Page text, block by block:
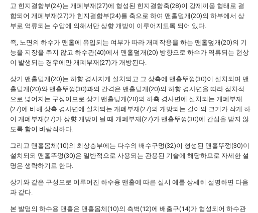
고 힌지결합부(24)는 개폐부재(27)에 형성된 힌지결합축(28)이 강제끼움 형태로 결
합되어 개폐부재(27)가 힌지결합부(24)를 축으로 하여 맨홀덮개(20)의 하부에서 상
부로 역류되는 수압에 의해서만 상향 개방이 이루어지도록 되어 있다.
즉, 노면의 하수가 맨홀에 유입되는 여부가 따라 개폐작용을 하는 맨홀덮개(20)의 기
능을 지장을 주지 않고 하수관(40)에서 맨홀덮개(20) 방향으로 하수가 역류되는 현상
이 발생되는 경우에만 개폐부재(27)가 개방된다.
상기 맨홀덮개(20)는 하향 경사지게 설치되고 그 상측에 맨홀뚜껑(30)이 설치되며 맨
홀덮개(20)와 맨홀뚜껑(30)과의 간격은 맨홀덮개(20)의 하향 경사면을 따라 점차적
으로 넓어지는 구성이므로 상기 맨홀덮개(20)의 하측 경사면에 설치되는 개폐부재
(27)에 비해 상측 경사면에 설치되는 개폐부재(27)의 개방되는 길이의 크기가 작게 하
여 개폐부재(27)가 상향 개방이 될 때 개폐부재(27)가 맨홀뚜껑(30)에 간섭을 받지 않
도록 함이 바람직하다.
그리고 맨홀몸체(10)의 최상층부에는 다수의 배수구멍(32)이 형성된 맨홀뚜껑(30)이
설치되되 맨홀뚜껑(30)은 일반적으로 사용되는 관용된 기술에 해당하므로 자세한 설
명은 생략하기로 한다.
상기와 같은 구성으로 이루어진 하수용 맨홀에 따른 실시 예를 상세히 설명하면 다음
과 같다.
본 발명의 하수용 맨홀은 맨홀몸체(10)의 측벽(12)에 배출구(14)가 형성되어 하수관